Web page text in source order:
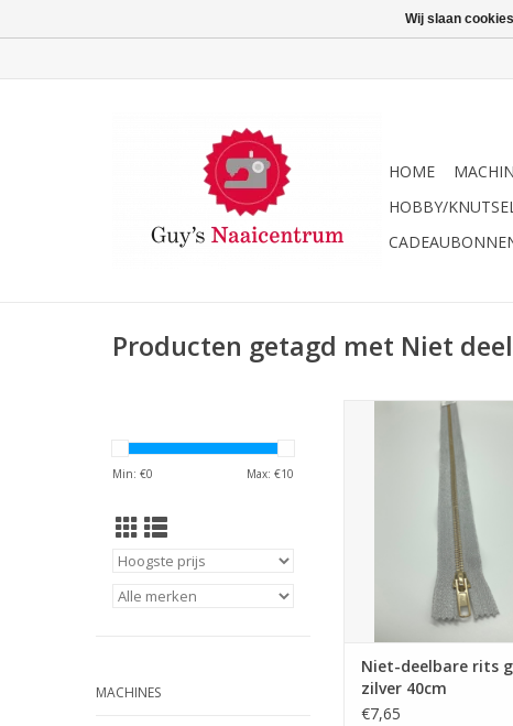
HOME
HOBBY/
Producten getagd met Niet
Min: €0 Max: €10
MACHINES
Niet-deelbare rits glitter
40cm
TOEVOEGEN AAN
Niet-deelbare rits
zilver 40cm
€7,65
Wij slaan